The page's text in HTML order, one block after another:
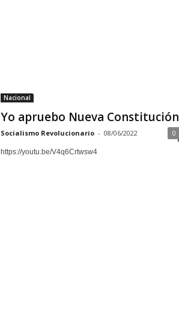
Nacional
Yo apruebo Nueva Constitución
Socialismo Revolucionario - 08/06/2022 0
https://youtu.be/V4q6Crtwsw4